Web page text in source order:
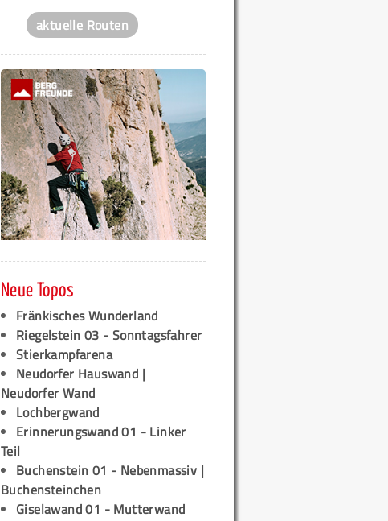
aktuelle Routen
Neue Topos
Fränkisches Wunderland
Riegelstein 03 - Sonntagsfahrer
Stierkampfarena
Neudorfer Hauswand |
Neudorfer Wand
Lochbergwand
Erinnerungswand 01 - Linker
Teil
Buchenstein 01 - Nebenmassiv |
Buchensteinchen
Giselawand 01 - Mutterwand